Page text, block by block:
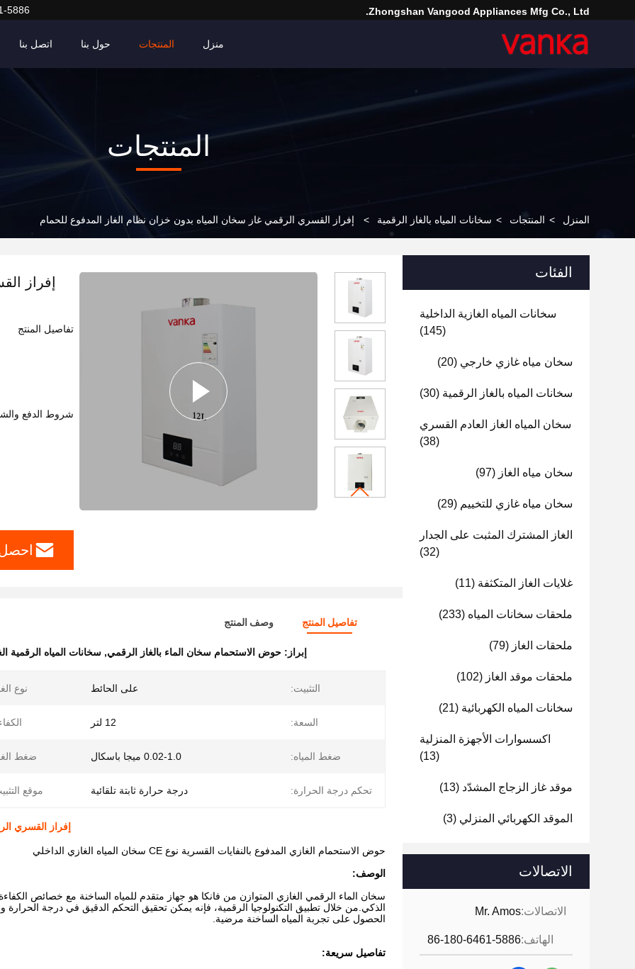
Zhongshan Vangood Appliances Mfg Co., Ltd.
5886
منزل المنتجات حول بنا اتصل بنا
المنتجات
المنزل > المنتجات > سخانات المياه بالغاز الرقمية > إفراز القسري الرقمي غاز سخان المياه بدون خزان نظام الغاز المدفوع للحمام
الفئات
سخانات المياه الغازية الداخلية
(145)
سخان مياه غازي خارجي (20)
سخانات المياه بالغاز الرقمية (30)
سخان المياه الغاز العادم القسري
(38)
سخان مياه الغاز (97)
سخان مياه غازي للتخييم (29)
الغاز المشترك المثبت على الجدار
(32)
غلايات الغاز المتكثفة (11)
ملحقات سخانات المياه (233)
ملحقات الغاز (79)
ملحقات موقد الغاز (102)
سخانات المياه الكهربائية (21)
اكسسوارات الأجهزة المنزلية
(13)
موقد غاز الزجاج المشدّد (13)
الموقد الكهربائي المنزلي (3)
الاتصالات
الاتصالات:Mr. Amos
الهاتف:86-180-6461-5886
إفراز
تفاصيل المنتج
شروط الدفع
تفاصيل المنتج وصف المنتج
إبراز: حوض الاستحمام سخان الماء بالغاز الرقمي, سخانات المياه الرقمية
التثبيت: على الحائط نوع
السعة: 12 لتر
ضغط المياه: 0.02-1.0 ميجا باسكال ضغط
تحكم درجة الحرارة: درجة حرارة ثابتة تلقائية موقع
إفراز القسري
حوض الاستحمام الغازي المدفوع بالنفايات القسرية نوع CE سخان المياه الغازي الداخلي
الوصف:
سخان الماء الرقمي الغازي المتوازن من فانكا هو جهاز متقدم للمياه الساخنة مع خصائص الكفاءة
الذكي.من خلال تطبيق التكنولوجيا الرقمية، فإنه يمكن تحقيق التحكم الدقيق في درجة
الحصول على تجربة المياه الساخنة مرضية.
تفاصيل سريعة: